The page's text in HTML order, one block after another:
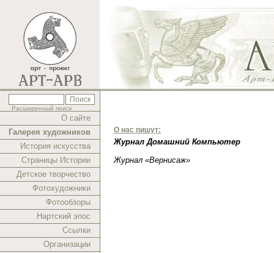
Расширенный поиск
О сайте
Галерея художников
История искусства
Страницы Истории
Детское творчество
Фотохудожники
Фотообзоры
Нартский эпос
Ссылки
Организации
О нас пишут:
Журнал Домашний Компьютер
Журнал «Вернисаж»